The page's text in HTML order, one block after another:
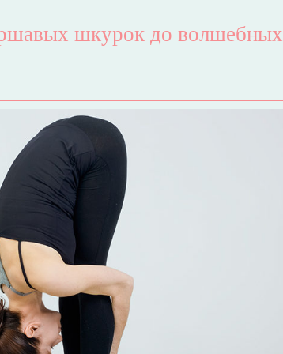
шкурок до волшебных